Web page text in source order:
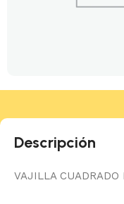
Descripción
VAJILLA CUADRADO